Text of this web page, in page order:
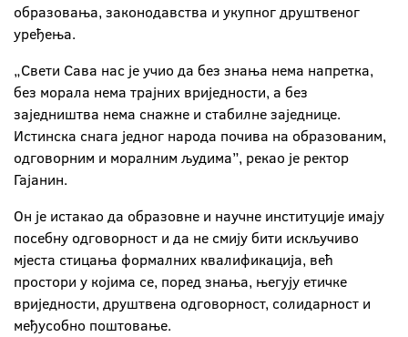
образовања, законодавства и укупног друштвеног
уређења.
„Свети Сава нас је учио да без знања нема напретка,
без морала нема трајних вриједности, а без
заједништва нема снажне и стабилне заједнице.
Истинска снага једног народа почива на образованим,
одговорним и моралним људима”, рекао је ректор
Гајанин.
Он је истакао да образовне и научне институције имају
посебну одговорност и да не смију бити искључиво
мјеста стицања формалних квалификација, већ
простори у којима се, поред знања, његују етичке
вриједности, друштвена одговорност, солидарност и
међусобно поштовање.